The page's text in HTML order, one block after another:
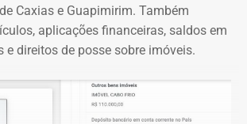
Caxias e Guapimirim. Também
aplicações financeiras, saldos em
e direitos de posse sobre imóveis.